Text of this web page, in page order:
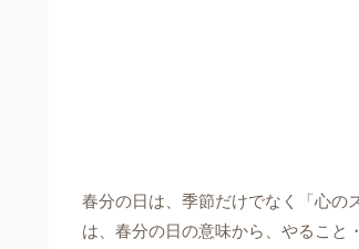
春分の日は、季節だけでなく「心の
は、春分の日の意味から、やること